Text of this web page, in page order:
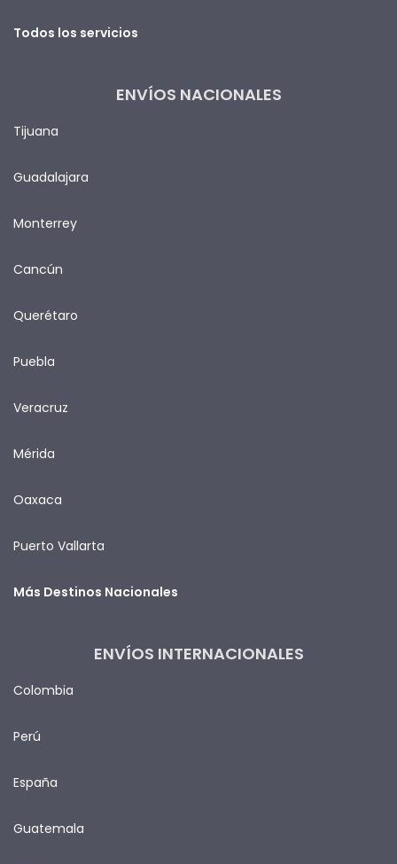
Todos los servicios
ENVÍOS NACIONALES
Tijuana
Guadalajara
Monterrey
Cancún
Querétaro
Puebla
Veracruz
Mérida
Oaxaca
Puerto Vallarta
Más Destinos Nacionales
ENVÍOS INTERNACIONALES
Colombia
Perú
España
Guatemala